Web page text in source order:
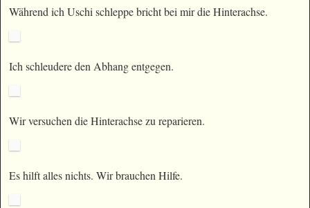
Während ich Uschi schleppe bricht bei mir die Hinterachse.
Ich schleudere den Abhang entgegen.
Wir versuchen die Hinterachse zu reparieren.
Es hilft alles nichts. Wir brauchen Hilfe.